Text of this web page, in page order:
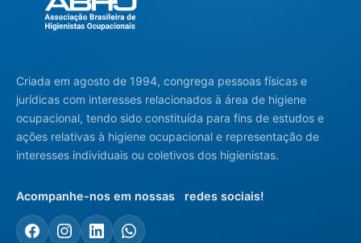
Criada em agosto de 1994, congrega pessoas físicas e
jurídicas com interesses relacionados à área de higiene
ocupacional, tendo sido constituída para fins de estudos e
ações relativas à higiene ocupacional e representação de
interesses individuais ou coletivos dos higienistas.
Acompanhe-nos em nossas redes sociais!